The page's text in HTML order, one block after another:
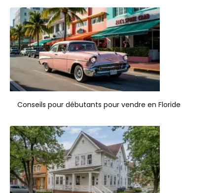
Conseils pour débutants pour vendre en Floride